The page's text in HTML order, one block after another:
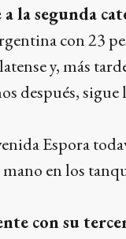
la segunda
con 23
y, más
después,
Espora
en los
con su